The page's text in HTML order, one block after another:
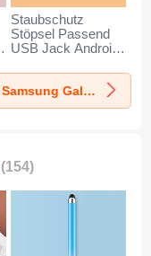
Staubschutz
Stöpsel Passend
USB Jack Android
Samsung Galaxy
J3 Silber
Mehr Staubstecker, Staubstöpsel Samsung Galaxy J3
(154)